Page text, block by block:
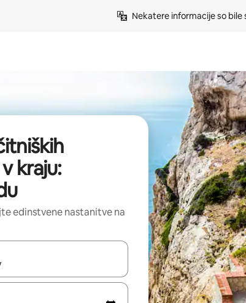
Nekatere informacije so
kraju:
edinstvene nastanitve na
krmarite s puščičnima tipkama gor in dol ali pa raziskujte